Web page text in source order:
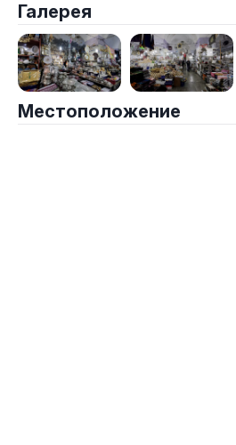
Галерея
Местоположение